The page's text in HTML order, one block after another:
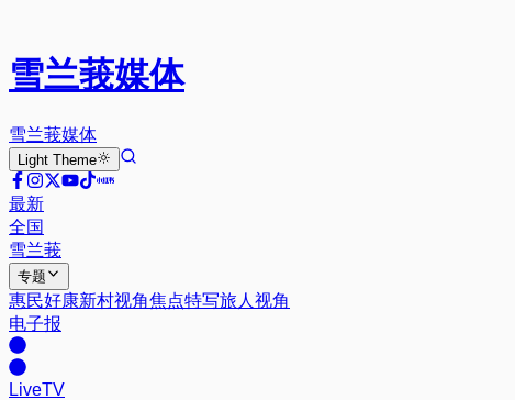
雪兰莪媒体
雪兰莪媒体
Light Theme
最新
全国
雪兰莪
专题
惠民好康新村视角焦点特写旅人视角
电子报
LiveTV